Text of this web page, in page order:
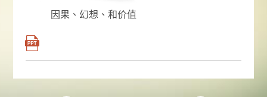
因果、幻想、和价值